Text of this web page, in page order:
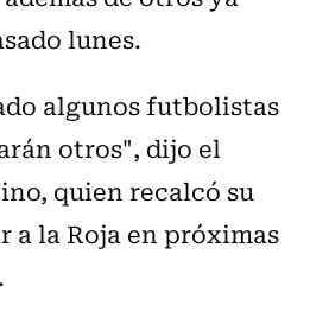
lunes.
algunos futbolistas
otros", dijo el
quien recalcó su
a la Roja en próximas